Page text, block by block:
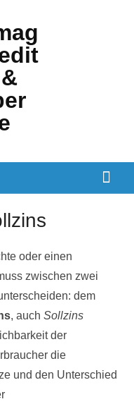
oder einen
zwischen zwei
dem
, auch Sollzins
der
die
und den Unterschied